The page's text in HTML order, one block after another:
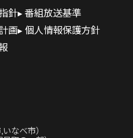
針 番組放送基準
画 個人情報保護方針
なべ市）